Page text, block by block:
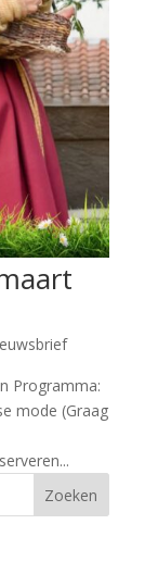
Programma:
mode (Graag